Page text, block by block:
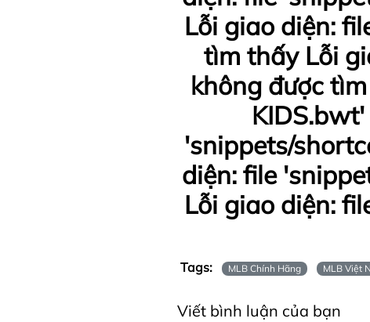
Lỗi giao diện:
tìm thấy Lỗi
không được
'snippets/
diện: file
Lỗi giao diện:
Tags: MLB Chính Hãng MLB Việt
Viết bình luận của bạn